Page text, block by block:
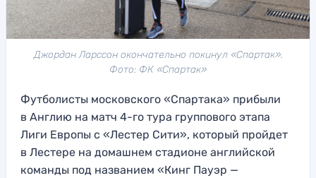
Джордан Ларссон окончательно покинул «Спартак».
Фото: ФК «Спартак»
Футболисты московского «Спартака» прибыли
в Англию на матч 4-го тура группового этапа
Лиги Европы с «Лестер Сити», который пройдет
в Лестере на домашнем стадионе английской
команды под названием «Кинг Пауэр —